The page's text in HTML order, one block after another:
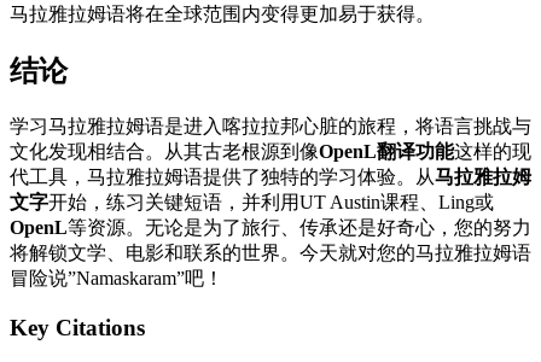
马拉雅拉姆语将在全球范围内变得更加易于获得。
结论
学习马拉雅拉姆语是进入喀拉拉邦心脏的旅程，将语言挑战与
文化发现相结合。从其古老根源到像OpenL翻译功能这样的现
代工具，马拉雅拉姆语提供了独特的学习体验。从马拉雅拉姆
文字开始，练习关键短语，并利用UT Austin课程、Ling或
OpenL等资源。无论是为了旅行、传承还是好奇心，您的努力
将解锁文学、电影和联系的世界。今天就对您的马拉雅拉姆语
冒险说”Namaskaram”吧！
Key Citations